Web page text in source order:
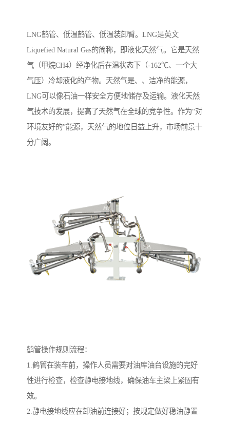
LNG鹤管、低温鹤管、低温装卸臂。LNG是英文
Liquefied Natural Gas的简称，即液化天然气。它是天然
气（甲烷CH4）经净化后在温状态下（-162℃、一个大
气压）冷却液化的产物。天然气是、、洁净的能源，
LNG可以像石油一样安全方便地储存及运输。液化天然
气技术的发展，提高了天然气在全球的竞争性。作为“对
环境友好的”能源，天然气的地位日益上升，市场前景十
分广阔。
鹤管操作规则流程：
1.鹤管在装车前，操作人员需要对油库油台设施的完好
性进行检查，检查静电接地线，确保油车主梁上紧固有
效。
2.静电接地线应在卸油前连接好；按规定做好稳油静置